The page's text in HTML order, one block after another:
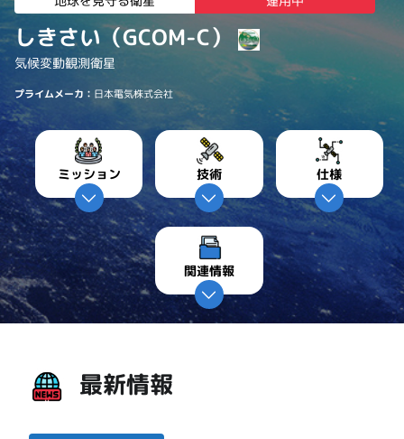
しきさい（GCOM-C）
気候変動観測衛星
プライムメーカ： 日本電気株式会社
ミッション 技術 仕様
関連情報
最新情報